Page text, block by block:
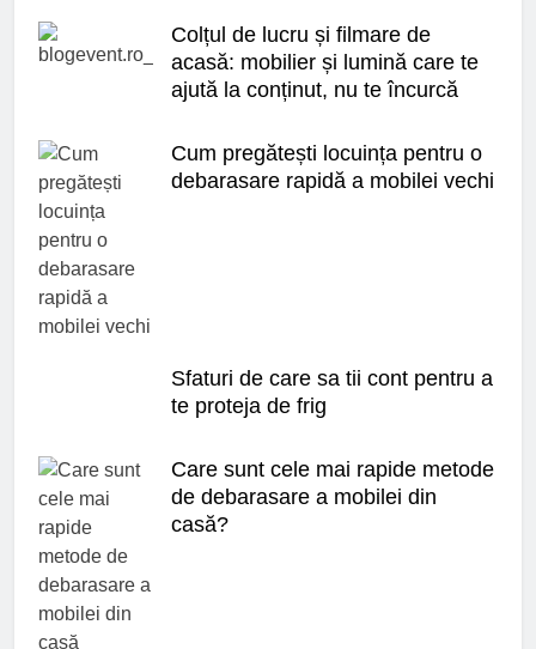
Colțul de lucru și filmare de
acasă: mobilier și lumină care te
ajută la conținut, nu te încurcă
Cum pregătești locuința pentru o
debarasare rapidă a mobilei vechi
Sfaturi de care sa tii cont pentru a
te proteja de frig
Care sunt cele mai rapide metode
de debarasare a mobilei din
casă?